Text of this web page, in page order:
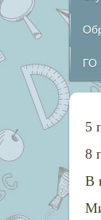
ГО
5
8
В